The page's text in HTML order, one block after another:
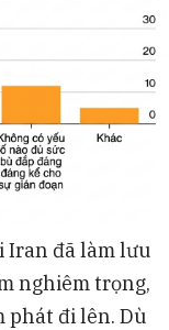
Iran đã làm lưu
nghiêm trọng,
phát đi lên. Dù